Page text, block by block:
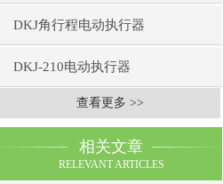
DKJ角行程电动执行器
DKJ-210电动执行器
查看更多 >>
相关文章
RELEVANT ARTICLES